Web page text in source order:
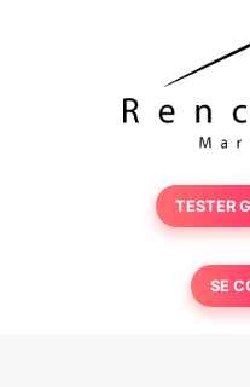
TESTER
SE